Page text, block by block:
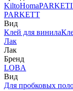
KiltoHoma
PARKETT
Вид
Клей для винила
Лак
Лак
Бренд
LOBA
Вид
Для пробковых